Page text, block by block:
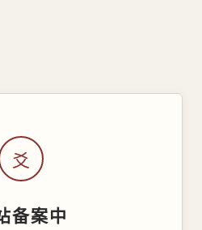
爻
备案中